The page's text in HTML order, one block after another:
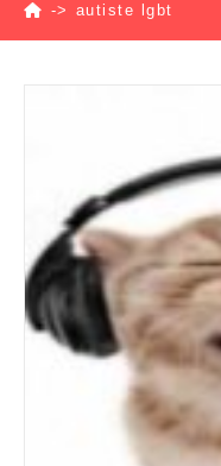
-> autiste lgbt